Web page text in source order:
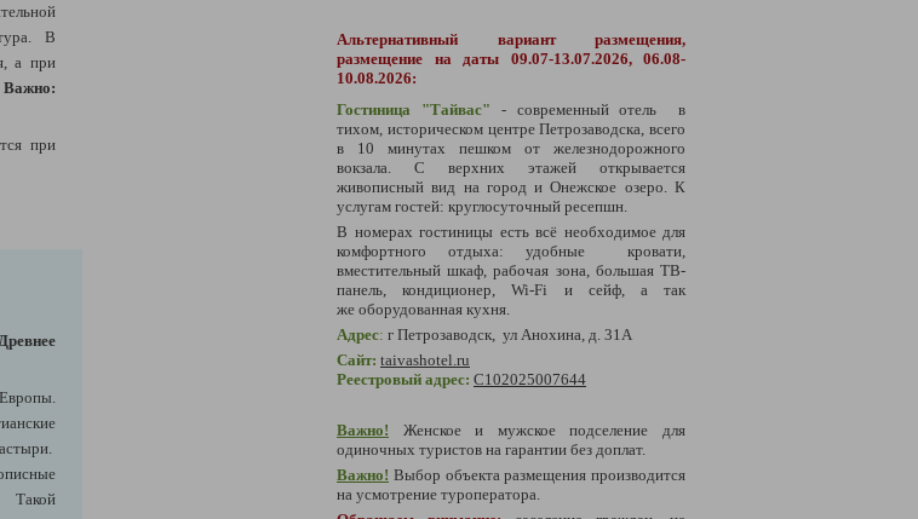
В
а при
Важно:
при
Такой
Альтернативный вариант размещения,
размещение на даты 09.07-13.07.2026, 06.08-
10.08.2026:
Гостиница "Тайвас"
- современный отель
в
тихом, историческом центре Петрозаводска, всего
в 10 минутах пешком от железнодорожного
вокзала. С верхних этажей открывается
живописный вид на город и Онежское озеро. К
услугам гостей: круглосуточный ресепшн.
В номерах гостиницы есть всё необходимое для
комфортного отдыха: удобные кровати,
вместительный шкаф, рабочая зона, большая ТВ-
панель, кондиционер, Wi-Fi и сейф, а так
же оборудованная кухня.
Адрес: г Петрозаводск, ул Анохина, д. 31А
Сайт: taivashotel.ru
Реестровый адрес: С102025007644
Важно!
Женское и мужское подселение для
одиночных туристов на гарантии без доплат.
Важно! Выбор объекта размещения производится
на усмотрение туроператора.